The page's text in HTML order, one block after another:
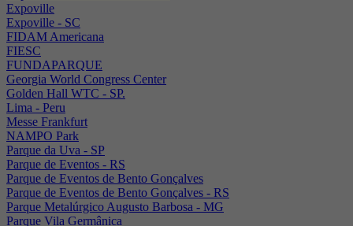
Expoville
Expoville - SC
FIDAM Americana
FIESC
FUNDAPARQUE
Georgia World Congress Center
Golden Hall WTC - SP.
Lima - Peru
Messe Frankfurt
NAMPO Park
Parque da Uva - SP
Parque de Eventos - RS
Parque de Eventos de Bento Gonçalves
Parque de Eventos de Bento Gonçalves - RS
Parque Metalúrgico Augusto Barbosa - MG
Parque Vila Germânica